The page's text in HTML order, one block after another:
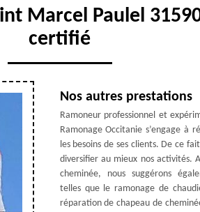
Marcel Paulel
certifié
Nos autres prestations
Ramoneur professionnel et
Ramonage Occitanie s’engage à
les besoins de ses clients. De ce
diversifier au mieux nos activités.
cheminée, nous suggérons
telles que le ramonage de
réparation de chapeau de